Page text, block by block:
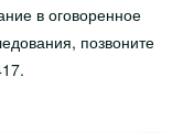
в оговоренное
позвоните